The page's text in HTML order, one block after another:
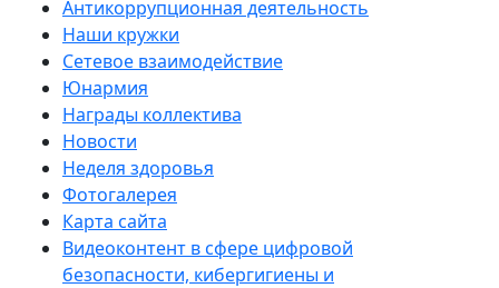
Антикоррупционная деятельность
Наши кружки
Сетевое взаимодействие
Юнармия
Награды коллектива
Новости
Неделя здоровья
Фотогалерея
Карта сайта
Видеоконтент в сфере цифровой
безопасности, кибергигиены и